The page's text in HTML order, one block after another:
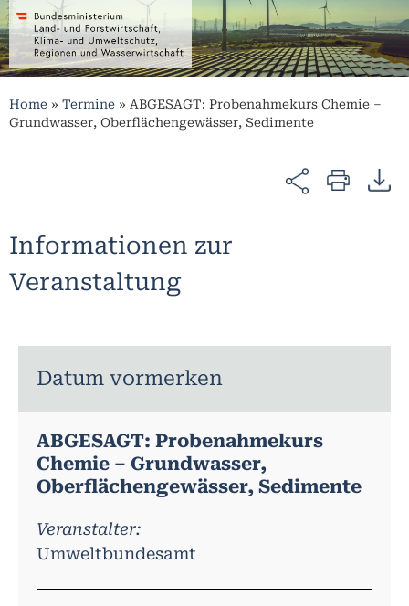
Home » Termine » ABGESAGT: Probenahmekurs Chemie –
Grundwasser, Oberflächengewässer, Sedimente
Informationen zur
Veranstaltung
Datum vormerken
ABGESAGT: Probenahmekurs
Chemie – Grundwasser,
Oberflächengewässer, Sedimente
Veranstalter:
Umweltbundesamt